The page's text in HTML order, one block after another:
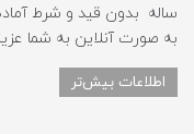
ساله بدون قید و شرط
به صورت آنلاین به شما
اطلاعات بیش‌تر